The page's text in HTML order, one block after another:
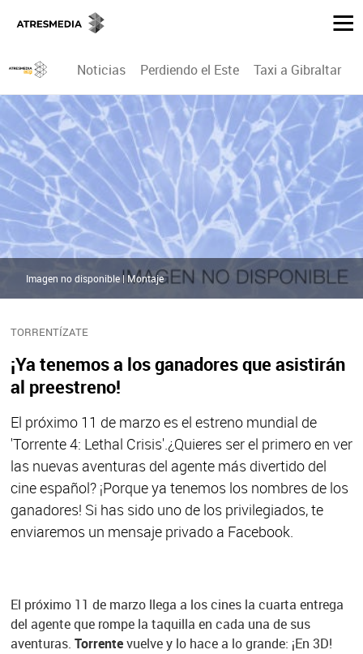
Noticias Perdiendo el Este Taxi a Gibraltar
TORRENTÍZATE
¡Ya tenemos a los ganadores que asistirán
al preestreno!
El próximo 11 de marzo es el estreno mundial de
'Torrente 4: Lethal Crisis'.¿Quieres ser el primero en ver
las nuevas aventuras del agente más divertido del
cine español? ¡Porque ya tenemos los nombres de los
ganadores! Si has sido uno de los privilegiados, te
enviaremos un mensaje privado a Facebook.
Imagen no disponible | Montaje
El próximo 11 de marzo llega a los cines la cuarta entrega
del agente que rompe la taquilla en cada una de sus
aventuras. Torrentevuelve y lo hace a lo grande: ¡En 3D!